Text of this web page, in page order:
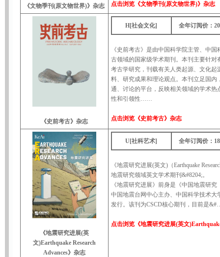
《文物季刊(原文物世界)》杂志 点击浏览《文物季刊(原文物世界)》杂志
《史前考古》杂志
H[社会文化] 全年订阅价：
《史前考古》是由中国科学院主管、中
古领域的国家级学术期刊。本刊主要针
考古学研究，刊载有关人类起源、文化
料、研究成果和理论观点。本刊立足国
通、讨论的平台，反映相关领域的学术
性和引领性……
点击浏览《史前考古》杂志
《地震研究进展(英
文)Earthquake Research
Advances》杂志
U[社科艺术] 全年订阅价：
《地震研究进展(英文)（Earthquake
地震研究领域英文学术期刊&#8204;。
《地震研究进展》前身是《中国地震研
中国地震台网中心主办、中国科学技术
发行。该刊为CSCD核心期刊，目前是
点击浏览《地震研究进展(英文